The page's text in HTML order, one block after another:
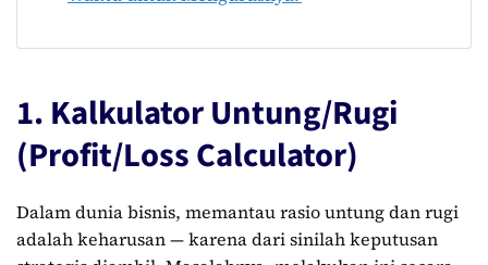
1. Kalkulator Untung/Rugi
(Profit/Loss Calculator)
Dalam dunia bisnis, memantau rasio untung dan rugi
adalah keharusan — karena dari sinilah keputusan